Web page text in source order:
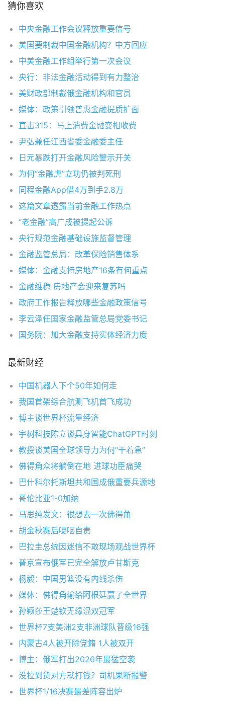
猜你喜欢
中央金融工作会议释放重要信号
美国要制裁中国金融机构？中方回应
中美金融工作组举行第一次会议
央行：非法金融活动得到有力整治
美财政部制裁俄金融机构和官员
媒体：政策引领普惠金融提质扩面
直击315：马上消费金融变相收费
尹弘兼任江西省委金融委主任
日元暴跌打开金融风险警示开关
为何“金融虎”立功仍被判死刑
同程金融App借4万到手2.8万
这篇文章透露当前金融工作热点
“老金融”高广成被提起公诉
央行规范金融基础设施监督管理
金融监管总局：改革保险销售体系
媒体：金融支持房地产16条有何重点
金融维稳 房地产会迎来复苏吗
政府工作报告释放哪些金融政策信号
李云泽任国家金融监管总局党委书记
国务院：加大金融支持实体经济力度
最新财经
中国机器人下个50年如何走
我国首架综合航测飞机首飞成功
博主谈世界杯流量经济
宇树科技陈立谈具身智能ChatGPT时刻
教授谈美国全球领导力为何“干着急”
佛得角众将躺倒在地 进球功臣痛哭
巴什科尔托斯坦共和国成俄重要兵源地
哥伦比亚1-0加纳
马思纯发文：很想去一次佛得角
胡金秋赛后哽咽自责
巴拉圭总统因迷信不敢现场观战世界杯
普京宣布俄军已完全解放卢甘斯克
杨毅：中国男篮没有内线杀伤
媒体：佛得角输给阿根廷赢了全世界
孙颖莎王楚钦无缘混双冠军
世界杯7支美洲2支非洲球队晋级16强
内蒙古4人被开除党籍 1人被双开
博主：俄军打出2026年最猛空袭
没拉到货对方就打钱？司机果断报警
世界杯1/16决赛最差阵容出炉